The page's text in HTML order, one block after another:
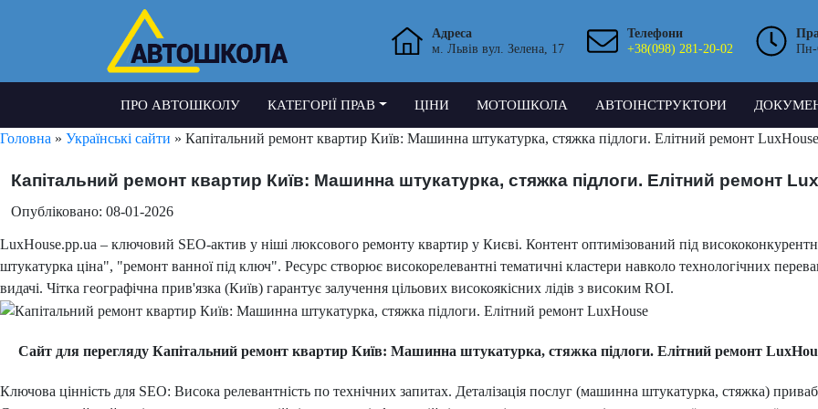
Адреса
м. Львів вул. Зелена, 17
Телефони
+38(098) 281-20-02
Пн-
ПРО АВТОШКОЛУ КАТЕГОРІЇ ПРАВ ЦІНИ МОТОШКОЛА АВТОІНСТРУКТОРИ
Головна » Українські сайти » Капітальний ремонт квартир Київ: Машинна штукатурка, стяжка підлоги. Елітний ремонт LuxHouse
Капітальний ремонт квартир Київ: Машинна штукатурка, стяжка підлоги. Елітний ремонт
Опубліковано: 08-01-2026
LuxHouse.pp.ua – ключовий SEO-актив у ніші люксового ремонту квартир у Києві. Контент оптимізований під
штукатурка ціна", "ремонт ванної під ключ". Ресурс створює високорелевантні тематичні кластери навколо технологічних
видачі. Чітка географічна прив'язка (Київ) гарантує залучення цільових високоякісних лідів з високим ROI.
Сайт для перегляду Капітальний ремонт квартир Київ: Машинна штукатурка, стяжка підлоги. Елітний ремонт
Ключова цінність для SEO: Висока релевантність по технічних запитах. Деталізація послуг (машинна штукатурка, стяжка)